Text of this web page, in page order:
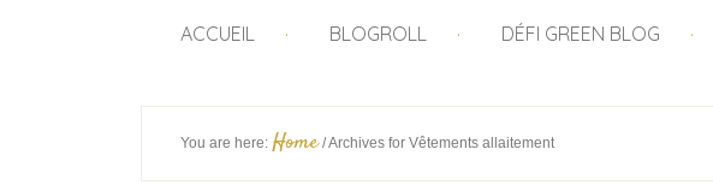
ACCUEIL BLOGROLL DÉFI GREEN BLOG
You are here: Home /Archives for Vêtements allaitement